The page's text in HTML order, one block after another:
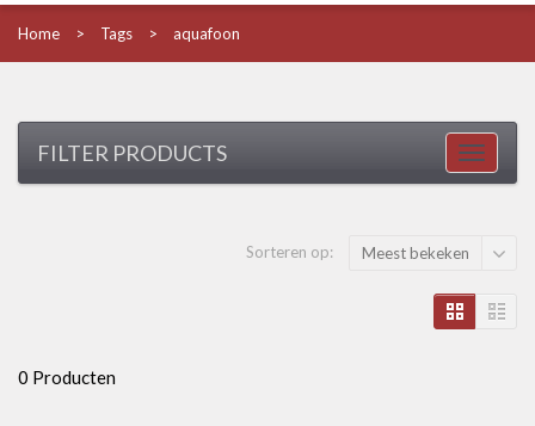
Home Tags aquafoon
FILTER PRODUCTS
Sorteren op: Meest bekeken
0 Producten